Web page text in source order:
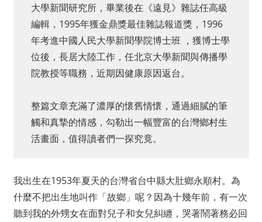
大學新聞研究所，畢業後在《遠見》雜誌任高級
編輯，1995年獲金鼎獎最佳雜誌報道獎，1996
年考進中國人民大學新聞學院博士班 ，獲博士學
位後，長居大陸工作，任北京大學新聞與傳播學
院教授等職務，近期因健康原因返台。
整篇文章充滿了濃厚的懷舊情懷，通過細膩的筆
觸和真摯的情感，勾勒出一幅豐富的台灣鄉村生
活畫面，值得讀者們一探究竟。
我出生在1953年夏天的台灣省台中縣大肚鄉永順村。為
什麼不把出生地叫作「故鄉」呢？因為十幾年前，有一次
聽到我的外甥女在面對兒子和女兒糾纏，哭著鬧著務必回